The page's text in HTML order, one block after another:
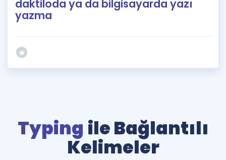
daktiloda ya da bilgisayarda yazı
yazma
Typing ile Bağlantılı
Kelimeler